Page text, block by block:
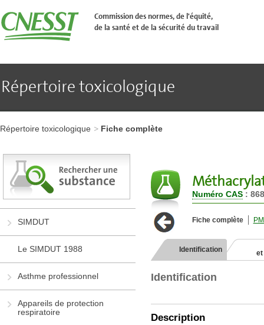
�
l'en-
t�te
de
au
principal
Aller
page
Commission des normes, de l'équité,
de la santé et de la sécurité du travail
Répertoire toxicologique
à
l'en-
de
page
Aller
au
Aller
au
pied
Répertoire toxicologique Fiche complète
SIMDUT
Le SIMDUT 1988
Asthme professionnel
Appareils de protection
respiratoire
Numéro CAS :
Fiche complète
Identification
Identification
Description